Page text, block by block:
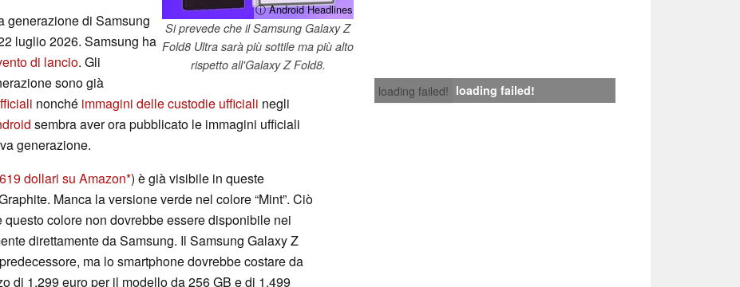
ⓘ Android Headlines
Si prevede che il Samsung Galaxy Z
Fold8 Ultra sarà più sottile ma più alto
rispetto all'Galaxy Z Fold8.
loading failed! loading failed!
generazione di Samsung
luglio 2026. Samsung ha
di lancio. Gli
sono già
nonché immagini delle custodie ufficiali negli
sembra aver ora pubblicato le immagini ufficiali
generazione.
619 dollari su Amazon ) è già visibile in queste
Manca la versione verde nel colore “Mint”. Ciò
colore non dovrebbe essere disponibile nei
direttamente da Samsung. Il Samsung Galaxy Z
ma lo smartphone dovrebbe costare da
di 1.299 euro per il modello da 256 GB e di 1.499